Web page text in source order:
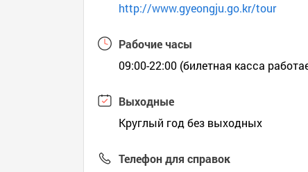
http://www.gyeongju.go.kr/tour
Рабочие часы
09:00-22:00 (билетная касса
Выходные
Круглый год без выходных
Телефон для справок